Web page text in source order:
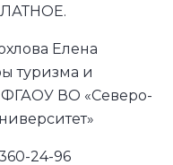
Елена
туризма и
ФГАОУ ВО «Северо-
24-96